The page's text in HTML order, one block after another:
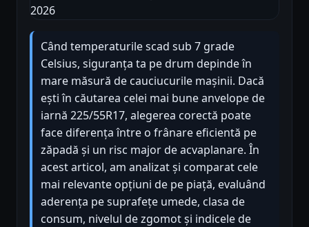
Când temperaturile scad sub 7 grade
Celsius, siguranța ta pe drum depinde în
mare măsură de cauciucurile mașinii. Dacă
ești în căutarea celei mai bune anvelope de
iarnă 225/55R17, alegerea corectă poate
face diferența între o frânare eficientă pe
zăpadă și un risc major de acvaplanare. În
acest articol, am analizat și comparat cele
mai relevante opțiuni de pe piață, evaluând
aderența pe suprafețe umede, clasa de
consum, nivelul de zgomot și indicele de